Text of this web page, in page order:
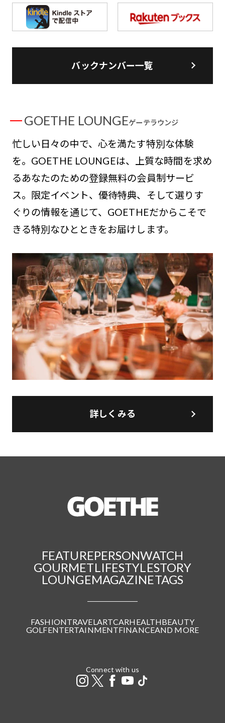
バックナンバー一覧
GOETHE LOUNGEゲーテラウンジ
忙しい日々の中で、心を満たす特別な体験
を。GOETHE LOUNGEは、上質な時間を求め
るあなたのための登録無料の会員制サービ
ス。限定イベント、優待特典、そして選りす
ぐりの情報を通じて、GOETHEだからこそで
きる特別なひとときをお届けします。
詳しくみる
FEATUREPERSONWATCH
GOURMETLIFESTYLESTORY
LOUNGEMAGAZINETAGS
FASHIONTRAVELARTCARHEALTHBEAUTY
GOLFENTERTAINMENTFINANCEAND MORE
Connect with us